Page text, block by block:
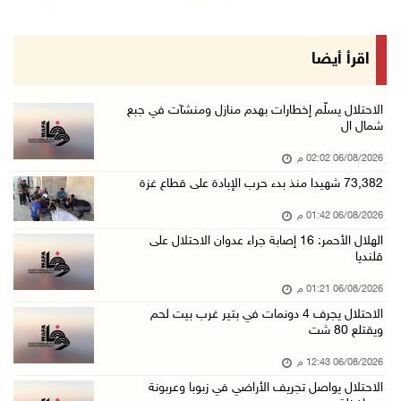
الحسيني يبحث مع ممثلة الهند لدى دولة فلسطين ت ...
إنجاز فلسطين تطلق معرض "Eco-Expo 2026" تتويجا ...
الاحتلال يجرف 4 دونمات في بتير غرب بيت لحم وي ...
"لجنة الانتخابات" وبرنامج الأمم المتحدة الإنم ...
06/آب/2026 12:36 م
الحصار يعيد صناعة الفخار إلى الواجهة في غزة
06/آب/2026 12:25 م
الاحتلال يواصل تجريف الأراضي في زبوبا وعربونة ...
اقرأ أيضا
الاحتلال يسلّم إخطارات بهدم منازل ومنشآت في جبع
شمال ال
06/08/2026 02:02 م
73,382 شهيدا منذ بدء حرب الإبادة على قطاع غزة
06/08/2026 01:42 م
الهلال الأحمر: 16 إصابة جراء عدوان الاحتلال على
قلنديا
06/08/2026 01:21 م
الاحتلال يجرف 4 دونمات في بتير غرب بيت لحم
ويقتلع 80 شت
06/08/2026 12:43 م
الاحتلال يواصل تجريف الأراضي في زبوبا وعربونة